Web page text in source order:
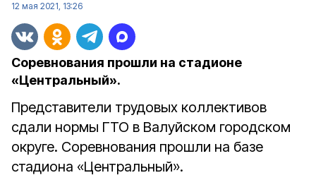
12 мая 2021, 13:26
Соревнования прошли на стадионе
«Центральный».
Представители трудовых коллективов
сдали нормы ГТО в Валуйском городском
округе. Соревнования прошли на базе
стадиона «Центральный».